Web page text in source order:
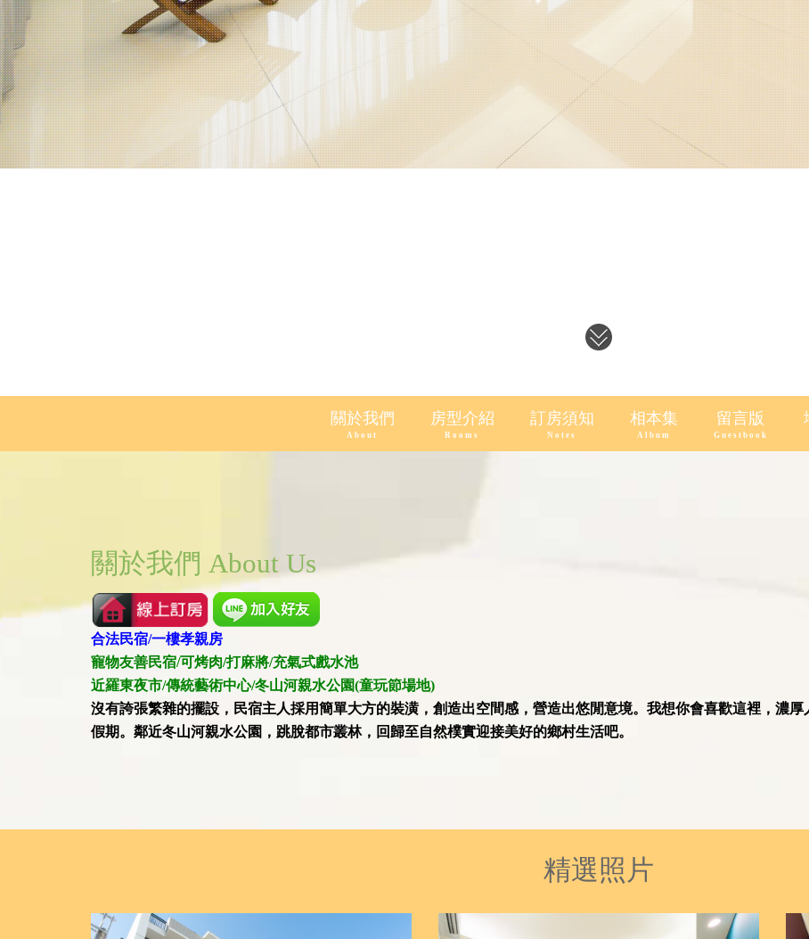
關於我們
About
房型介紹
Rooms
訂房須知
Notes
相本集
Album
留言版
Guestbook
關於我們 About Us
合法民宿/一樓孝親房
寵物友善民宿/可烤肉/打麻將/充氣式戲水池
近羅東夜市/傳統藝術中心/冬山河親水公園(童玩節場地)
沒有誇張繁雜的擺設，民宿主人採用簡單大方的裝潢，創造出空間感，營造出悠閒意境。我想你會喜歡這裡，濃
假期。鄰近冬山河親水公園，跳脫都市叢林，回歸至自然樸實迎接美好的鄉村生活吧。
精選照片